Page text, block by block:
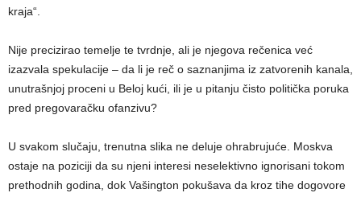
kraja“.
Nije precizirao temelje te tvrdnje, ali je njegova rečenica već
izazvala spekulacije – da li je reč o saznanjima iz zatvorenih kanala,
unutrašnjoj proceni u Beloj kući, ili je u pitanju čisto politička poruka
pred pregovaračku ofanzivu?
U svakom slučaju, trenutna slika ne deluje ohrabrujuće. Moskva
ostaje na poziciji da su njeni interesi neselektivno ignorisani tokom
prethodnih godina, dok Vašington pokušava da kroz tihe dogovore